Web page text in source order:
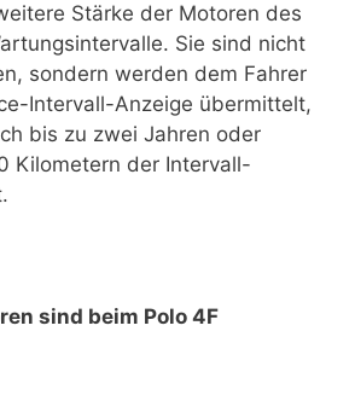
Stärke der Motoren des
Sie sind nicht
sondern werden dem Fahrer
Intervall-Anzeige übermittelt,
bis zu zwei Jahren oder
Kilometern der Intervall-
sind beim Polo 4F